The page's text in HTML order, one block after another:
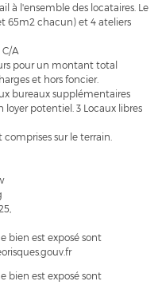
à l'ensemble des locataires. Le
65m2 chacun) et 4 ateliers
A
pour un montant total
et hors foncier.
bureaux supplémentaires
potentiel. 3 Locaux libres
sur le terrain.
bien est exposé sont
bien est exposé sont